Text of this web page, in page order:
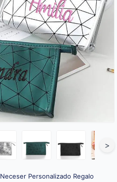
>
Neceser Personalizado Regalo